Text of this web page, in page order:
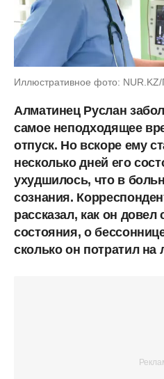
Иллюстративное фото:
Алматинец Руслан
самое неподходящее
отпуск. Но вскоре ему
несколько дней его
ухудшилось, что в
сознания.
рассказал, как он довел
состояния, о
сколько он потратил на